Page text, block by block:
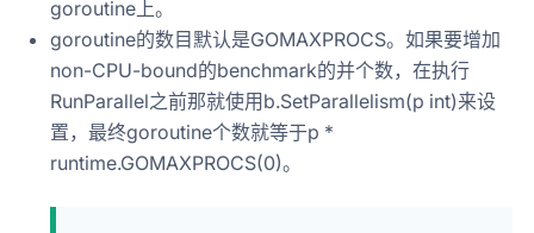
goroutine上。
goroutine的数目默认是GOMAXPROCS。如果要增加
non-CPU-bound的benchmark的并个数，在执行
RunParallel之前那就使用b.SetParallelism(p int)来设
置，最终goroutine个数就等于p *
runtime.GOMAXPROCS(0)。